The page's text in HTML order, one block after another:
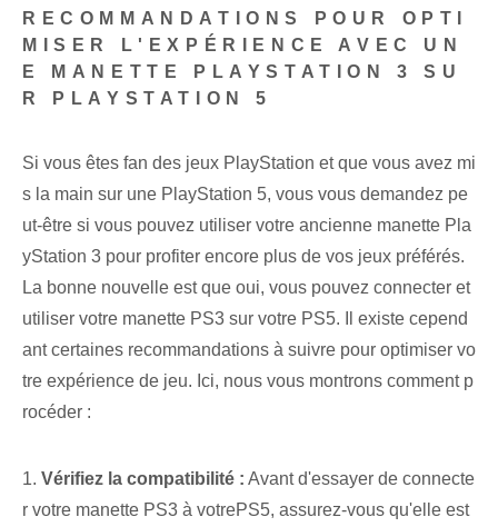
RECOMMANDATIONS POUR OPTI
MISER L'EXPÉRIENCE AVEC UN
E MANETTE PLAYSTATION 3 SU
R PLAYSTATION 5
Si vous êtes fan des jeux PlayStation et que vous avez mi
s la main sur une PlayStation 5, vous vous demandez pe
ut-être si vous pouvez utiliser votre ancienne manette Pla
yStation 3 pour profiter encore plus de vos jeux préférés.
La bonne nouvelle est que oui, vous pouvez connecter et
utiliser votre manette PS3 sur votre PS5. Il existe cepend
ant certaines recommandations à suivre pour optimiser vo
tre expérience de jeu. Ici, nous vous montrons comment p
rocéder :
1. Vérifiez la compatibilité : Avant d'essayer de connecte
r votre manette PS3 à votre‌PS5, assurez-vous qu'elle est